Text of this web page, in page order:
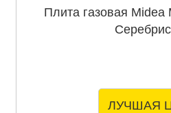
Плита газовая Midea
ЛУЧШАЯ